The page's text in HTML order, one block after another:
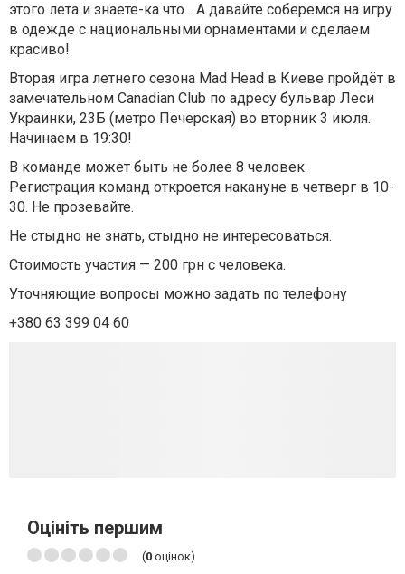
этого лета и знаете-ка что... А давайте соберемся на игру
в одежде с национальными орнаментами и сделаем
красиво!
Вторая игра летнего сезона Mad Head в Киеве пройдёт в
замечательном Canadian Club по адресу бульвар Леси
Украинки, 23Б (метро Печерская) во вторник 3 июля.
Начинаем в 19:30!
В команде может быть не более 8 человек.
Регистрация команд откроется накануне в четверг в 10-
30. Не прозевайте.
Не стыдно не знать, стыдно не интересоваться.
Стоимость участия — 200 грн с человека.
Уточняющие вопросы можно задать по телефону
+380 63 399 04 60
Оцініть першим
(0 оцінок)